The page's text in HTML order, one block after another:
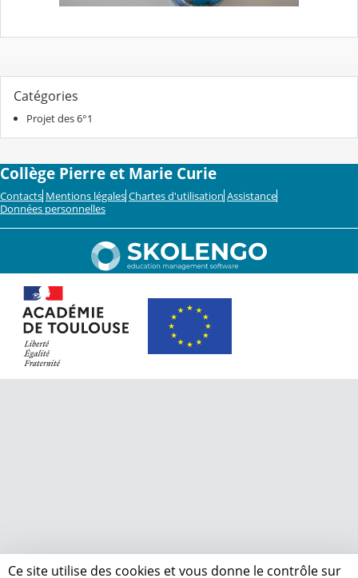
Catégories
Projet des 6°1
Collège Pierre et Marie Curie
Contacts Mentions légales Chartes d'utilisation Assistance
Données personnelles
Ce site utilise des cookies et vous donne le contrôle sur